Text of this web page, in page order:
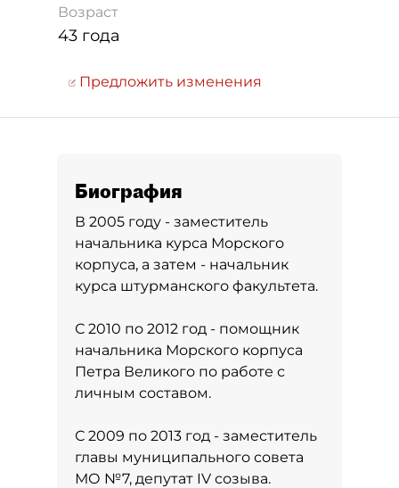
Возраст
43 года
Предложить изменения
Биография
В 2005 году - заместитель
начальника курса Морского
корпуса, а затем - начальник
курса штурманского факультета.
С 2010 по 2012 год - помощник
начальника Морского корпуса
Петра Великого по работе с
личным составом.
С 2009 по 2013 год - заместитель
главы муниципального совета
МО №7, депутат IV созыва.